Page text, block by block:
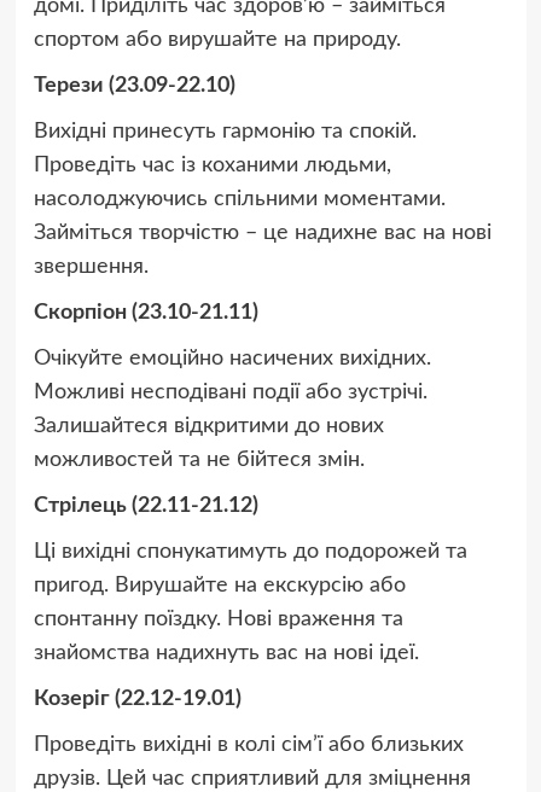
домі. Приділіть час здоров’ю – займіться
спортом або вирушайте на природу.
Терези (23.09-22.10)
Вихідні принесуть гармонію та спокій.
Проведіть час із коханими людьми,
насолоджуючись спільними моментами.
Займіться творчістю – це надихне вас на нові
звершення.
Скорпіон (23.10-21.11)
Очікуйте емоційно насичених вихідних.
Можливі несподівані події або зустрічі.
Залишайтеся відкритими до нових
можливостей та не бійтеся змін.
Стрілець (22.11-21.12)
Ці вихідні спонукатимуть до подорожей та
пригод. Вирушайте на екскурсію або
спонтанну поїздку. Нові враження та
знайомства надихнуть вас на нові ідеї.
Козеріг (22.12-19.01)
Проведіть вихідні в колі сім’ї або близьких
друзів. Цей час сприятливий для зміцнення